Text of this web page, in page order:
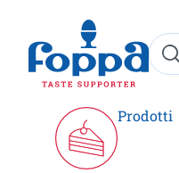
Passa alla
Prodotti